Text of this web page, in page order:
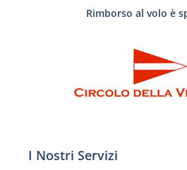
Rimborso al volo è
I Nostri Servizi